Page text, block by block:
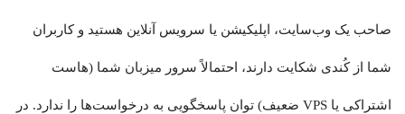
صاحب یک وب‌سایت، اپلیکیشن یا سرویس آنلاین هستید و کاربران
شما از کُندی شکایت دارند، احتمالاً سرور میزبان شما (هاست
اشتراکی یا VPS ضعیف) توان پاسخگویی به درخواست‌ها را ندارد. در